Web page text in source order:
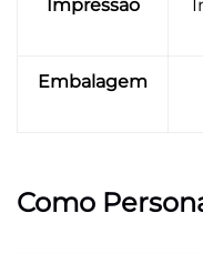
Impressão
Embalagem
Como